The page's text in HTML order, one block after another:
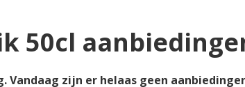
50cl
Vandaag zijn er helaas geen